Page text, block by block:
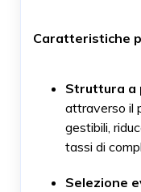
Caratteristiche
Struttura a
attraverso il
gestibili,
tassi di
Selezione